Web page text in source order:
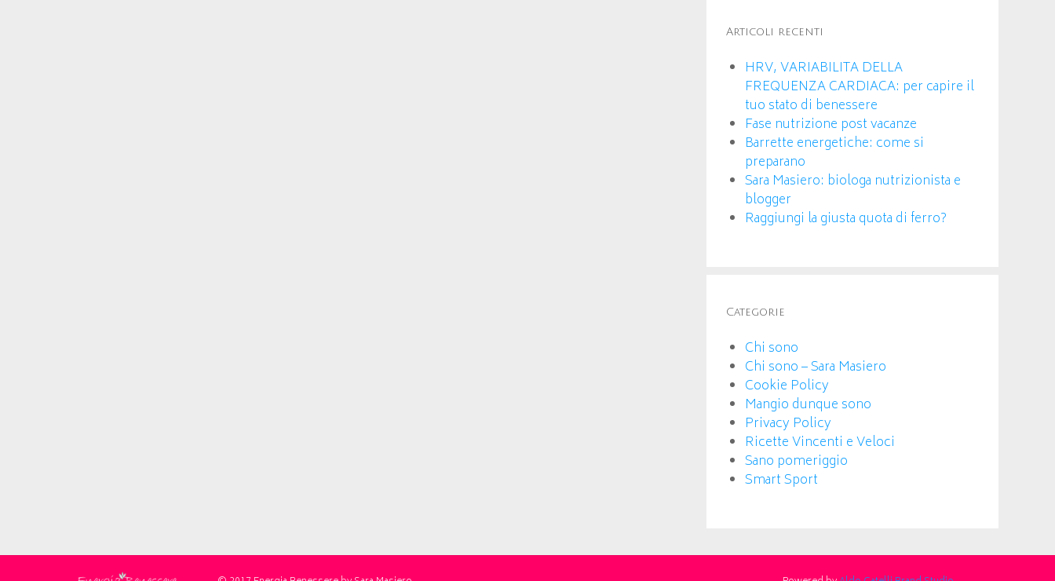
Articoli recenti
HRV, VARIABILITA DELLA
FREQUENZA CARDIACA: per capire il
tuo stato di benessere
Fase nutrizione post vacanze
Barrette energetiche: come si
preparano
Sara Masiero: biologa nutrizionista e
blogger
Raggiungi la giusta quota di ferro?
Categorie
Chi sono
Chi sono – Sara Masiero
Cookie Policy
Mangio dunque sono
Privacy Policy
Ricette Vincenti e Veloci
Sano pomeriggio
Smart Sport